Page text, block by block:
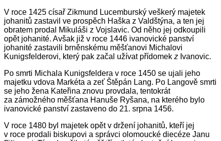
V roce 1425 císař Zikmund Lucemburský veškerý majetek
johanitů zastavil ve prospěch Haška z Valdštýna, a ten jej
obratem prodal Mikuláši z Vojslavic. Od něho jej odkoupili
opět johanité. Avšak již v roce 1446 ivanovické panství
johanité zastavili brněnskému měšťanovi Michalovi
Kunigsfelderovi, který pak začal užívat přídomek z Ivanovic.
Po smrti Michala Kunigsfeldera v roce 1450 se ujali jeho
majetku vdova Markéta a zeť Štěpán Lang. Po Langově smrti
se jeho žena Kateřina znovu provdala, tentokrát
za zámožného měšťana Hanuše Ryšana, na kterého bylo
ivanovické panství zastaveno do 21. srpna 1456.
V roce 1480 byl majetek opět v držení johanitů, kteří jej
v roce prodali biskupovi a správci olomoucké diecéze Janu